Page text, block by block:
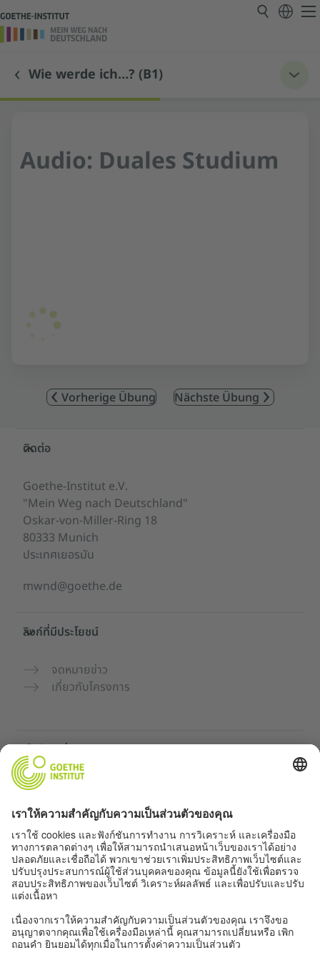
Wie werde ich…? (B1)
Audio: Duales Studium
Vorherige Übung Nächste Übung
Service- und Informationsbereich
ติดต่อ
Goethe-Institut e.V.
"Mein Weg nach Deutschland"
Oskar-von-Miller-Ring 18
80333 Munich
ประเทศเยอรมัน
mwnd@goethe.de
ลิงก์ที่มีประโยชน์
จดหมายข่าว
เกี่ยวกับโครงการ
เว็บไซต์เพิ่มเติม
ฝึกภาษาเยอรมันฟรี
หลักสูตรภาษาเยอรมันของ Goethe-Institut
พอร์ทัลสำหรับครู “Deutschstunde”
ความเป็นส่วนตัวและการเข้าถึง
การตั้งค่าความเป็นส่วนตัว